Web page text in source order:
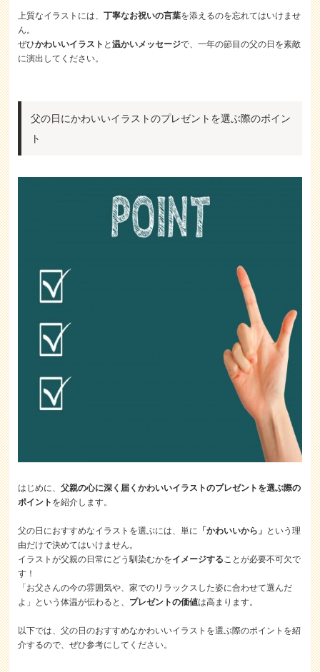
上質なイラストには、丁寧なお祝いの言葉を添えるのを忘れてはいけませ
ん。
ぜひかわいいイラスト と温かいメッセージで、一年の節目の父の日を素敵
に演出してください。
父の日にかわいいイラストのプレゼントを選ぶ際のポイン
ト
はじめに、父親の心に深く届くかわいいイラストのプレゼントを選ぶ際の
ポイント を紹介します。
父の日におすすめなイラストを選ぶには、単に 「かわいいから」 という理
由だけで決めてはいけません。
イラストが父親の日常にどう馴染むかをイメージすることが必要不可欠で
す！
「お父さんの今の雰囲気や、家でのリラックスした姿に合わせて選んだ
よ」という体温が伝わると、 プレゼントの価値は高まります。
以下では、父の日のおすすめなかわいいイラストを選ぶ際のポイントを紹
介するので、ぜひ参考にしてください。